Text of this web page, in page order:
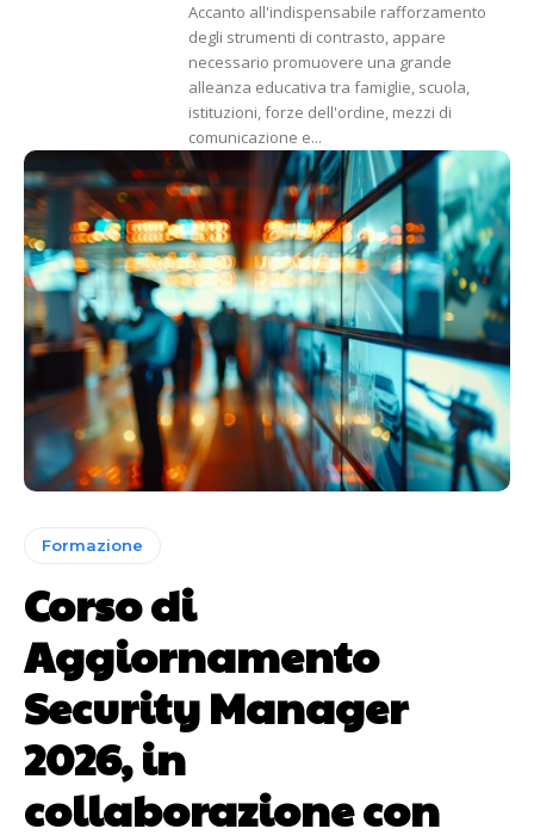
Accanto all'indispensabile rafforzamento
degli strumenti di contrasto, appare
necessario promuovere una grande
alleanza educativa tra famiglie, scuola,
istituzioni, forze dell'ordine, mezzi di
comunicazione e...
Formazione
Corso di
Aggiornamento
Security Manager
2026, in
collaborazione con